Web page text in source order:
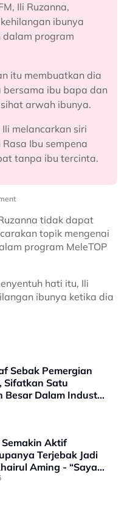
Ili Ruzanna,
ibunya
dalam program
itu membuatkan dia
bersama ibu bapa dan
arwah ibunya.
melancarkan siri
Ibu sempena
tanpa ibu tercinta.
tidak dapat
topik mengenai
program MeleTOP
hati itu, Ili
ibunya ketika dia
Sebak Pemergian
Sifatkan Satu
Besar Dalam Industri
Sayang Dia,
Seorang Bapa…”
Semakin Aktif
Terjebak Jadi
Aming - “Saya
Resipi Kecuali